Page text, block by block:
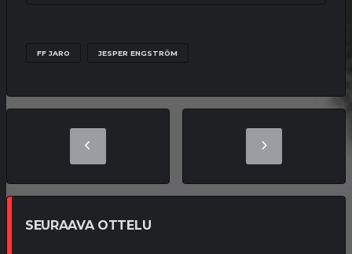
FF JARO JESPER ENGSTRÖM
SEURAAVA OTTELU